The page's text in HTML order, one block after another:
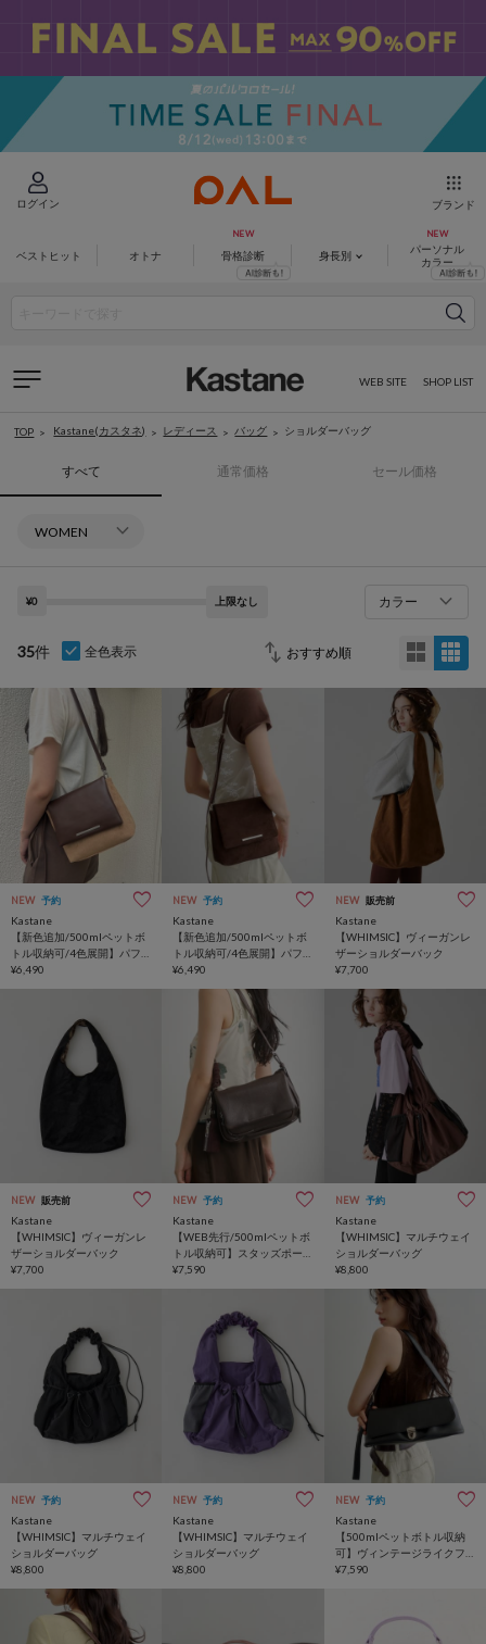
ログイン ブランド
ベストヒット オトナ 骨格診断 身長別
パーソナル
カラー
WEB SITE SHOP LIST
TOP Kastane(カスタネ) レディース バッグ ショルダーバッグ
すべて 通常価格 セール価格
¥0 上限なし カラー
35件 全色表示
NEW 予約
Kastane
【新色追加/500mlペットボ
トル収納可/4色展開】パフ
ィショルダーバッグ
¥6,490
NEW 予約
Kastane
【新色追加/500mlペットボ
トル収納可/4色展開】パフ
ィショルダーバッグ
¥6,490
NEW 販売前
Kastane
【WHIMSIC】ヴィーガンレ
ザーショルダーバック
¥7,700
NEW 販売前
Kastane
【WHIMSIC】ヴィーガンレ
ザーショルダーバック
¥7,700
NEW 予約
Kastane
【WEB先行/500mlペットボ
トル収納可】スタッズポー
チ&ワンショルバッグ
¥7,590
NEW 予約
Kastane
【WHIMSIC】マルチウェイ
ショルダーバッグ
¥8,800
NEW 予約
Kastane
【WHIMSIC】マルチウェイ
ショルダーバッグ
¥8,800
NEW 予約
Kastane
【WHIMSIC】マルチウェイ
ショルダーバッグ
¥8,800
NEW 予約
Kastane
【500mlペットボトル収納
可】ヴィンテージライクフ
ラップバッグ
¥7,590